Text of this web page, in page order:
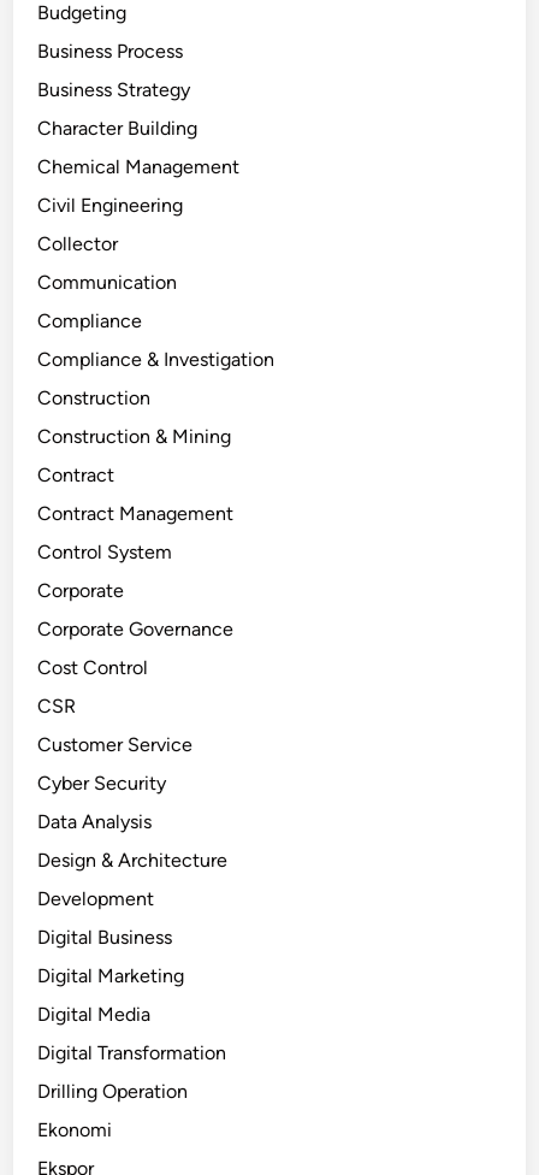
Budgeting
Business Process
Business Strategy
Character Building
Chemical Management
Civil Engineering
Collector
Communication
Compliance
Compliance & Investigation
Construction
Construction & Mining
Contract
Contract Management
Control System
Corporate
Corporate Governance
Cost Control
CSR
Customer Service
Cyber Security
Data Analysis
Design & Architecture
Development
Digital Business
Digital Marketing
Digital Media
Digital Transformation
Drilling Operation
Ekonomi
Ekspor